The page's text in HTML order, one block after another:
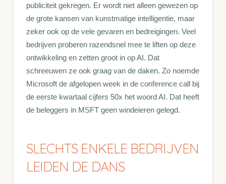
publiciteit gekregen. Er wordt niet alleen gewezen op
de grote kansen van kunstmatige intelligentie, maar
zeker ook op de vele gevaren en bedreigingen. Veel
bedrijven proberen razendsnel mee te liften op deze
ontwikkeling en zetten groot in op AI. Dat
schreeuwen ze ook graag van de daken. Zo noemde
Microsoft de afgelopen week in de conference call bij
de eerste kwartaal cijfers 50x het woord AI. Dat heeft
de beleggers in MSFT geen windeieren gelegd.
SLECHTS ENKELE BEDRIJVEN
LEIDEN DE DANS